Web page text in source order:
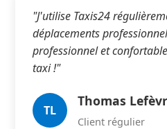
"J'utilise Taxis24
déplacements
professionnel et
taxi !"
TL
Thomas
Client régulier